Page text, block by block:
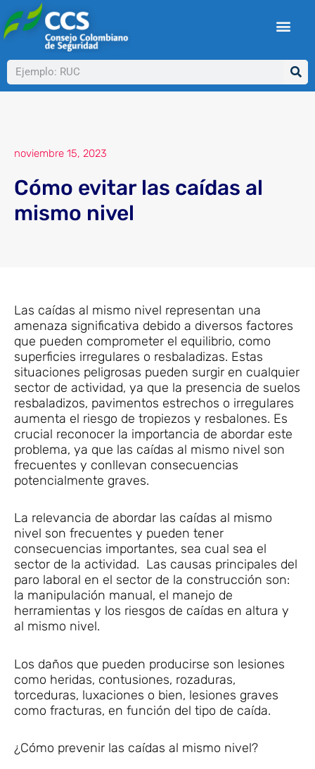
al
contenido
Buscar
noviembre 15, 2023
Cómo evitar las caídas al
mismo nivel
Las caídas al mismo nivel representan una
amenaza significativa debido a diversos factores
que pueden comprometer el equilibrio, como
superficies irregulares o resbaladizas. Estas
situaciones peligrosas pueden surgir en cualquier
sector de actividad, ya que la presencia de suelos
resbaladizos, pavimentos estrechos o irregulares
aumenta el riesgo de tropiezos y resbalones. Es
crucial reconocer la importancia de abordar este
problema, ya que las caídas al mismo nivel son
frecuentes y conllevan consecuencias
potencialmente graves.
La relevancia de abordar las caídas al mismo
nivel son frecuentes y pueden tener
consecuencias importantes, sea cual sea el
sector de la actividad. Las causas principales del
paro laboral en el sector de la construcción son:
la manipulación manual, el manejo de
herramientas y los riesgos de caídas en altura y
al mismo nivel.
Los daños que pueden producirse son lesiones
como heridas, contusiones, rozaduras,
torceduras, luxaciones o bien, lesiones graves
como fracturas, en función del tipo de caída.
¿Cómo prevenir las caídas al mismo nivel?